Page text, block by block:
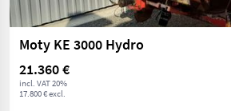
Moty KE 3000 Hydro
21.360 €
incl. VAT 20%
17.800 € excl.